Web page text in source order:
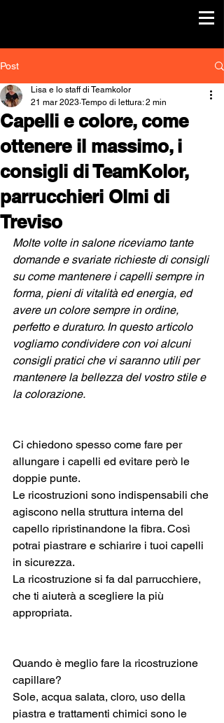
Post
Capelli e colore, come
ottenere il massimo, i
consigli di TeamKolor,
parrucchieri Olmi di
Treviso
Lisa e lo staff di Teamkolor
21 mar 2023 Tempo di lettura: 2 min
Molte volte in salone riceviamo tante
domande e svariate richieste di consigli
su come mantenere i capelli sempre in
forma, pieni di vitalità ed energia, ed
avere un colore sempre in ordine,
perfetto e duraturo. In questo articolo
vogliamo condividere con voi alcuni
consigli pratici che vi saranno utili per
mantenere la bellezza del vostro stile e
la colorazione.
Ci chiedono spesso come fare per
allungare i capelli ed evitare però le
doppie punte.
Le ricostruzioni sono indispensabili che
agiscono nella struttura interna del
capello ripristinandone la fibra. Così
potrai piastrare e schiarire i tuoi capelli
in sicurezza.
La ricostruzione si fa dal parrucchiere,
che ti aiuterà a scegliere la più
appropriata.
Quando è meglio fare la ricostruzione
capillare?
Sole, acqua salata, cloro, uso della
piastra e trattamenti chimici sono le